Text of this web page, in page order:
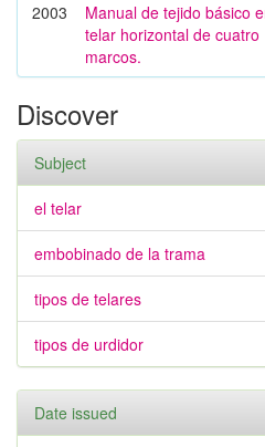
2003
Manual de tejido básico
telar horizontal de cuatro
marcos.
Discover
Subject
el telar
embobinado de la trama
tipos de telares
tipos de urdidor
Date issued